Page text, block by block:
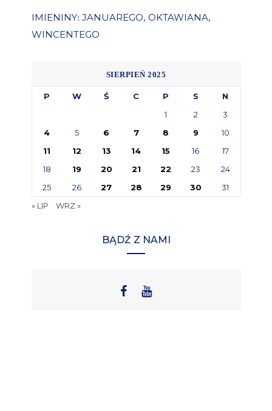
IMIENINY: JANUAREGO, OKTAWIANA,
WINCENTEGO
SIERPIEŃ 2025
P W Ś C P S
N
1
2
3
4
5 6 7 8 9
10
11
12 13 14 15 16
17
18
19 20 21 22 23
24
25
26 27 28 29 30
31
« LIP
WRZ »
BĄDŹ Z NAMI